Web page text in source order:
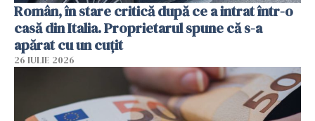
Român, în stare critică după ce a intrat într-o
casă din Italia. Proprietarul spune că s-a
apărat cu un cuțit
26 IULIE 2026